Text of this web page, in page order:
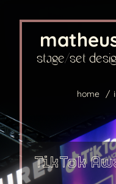
stage/set
home
TikTok